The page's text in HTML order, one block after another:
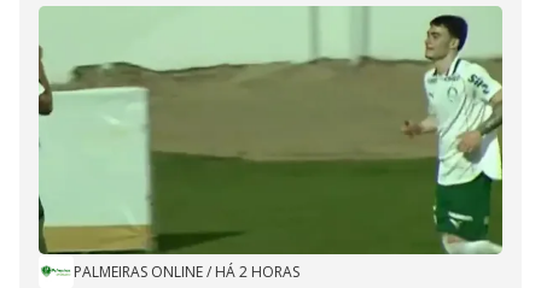
PALMEIRAS ONLINE/ HÁ 2 HORAS